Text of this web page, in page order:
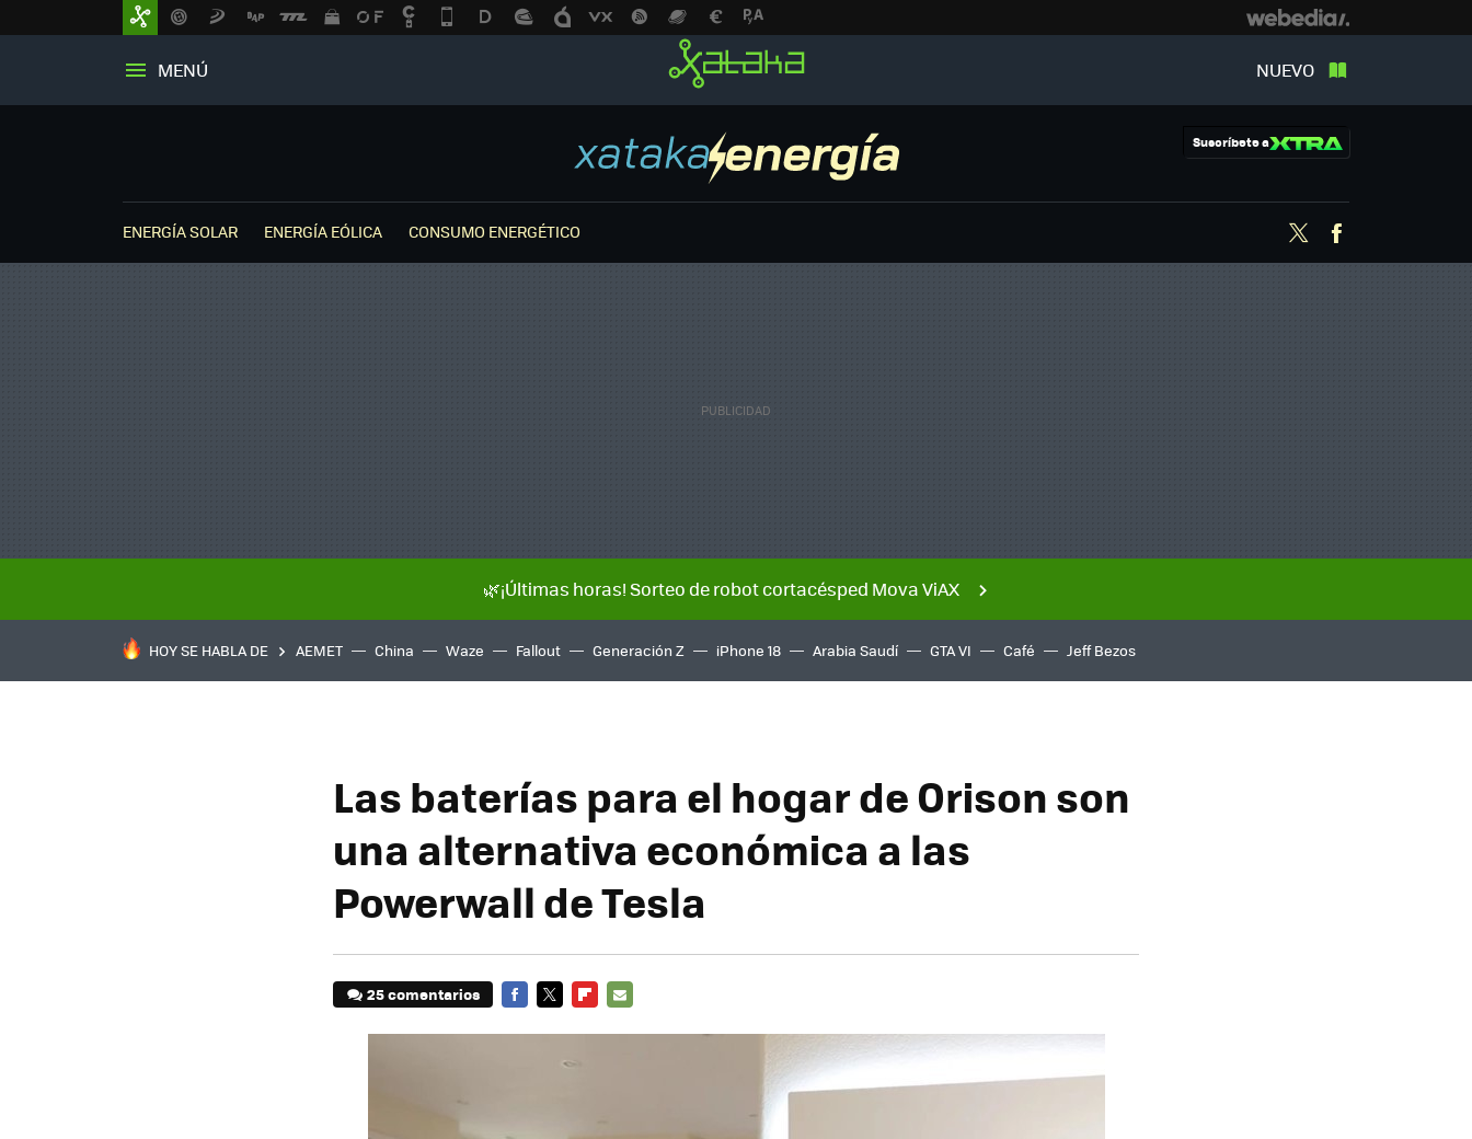
MENÚ NUEVO
Suscríbete a
ENERGÍA SOLAR ENERGÍA EÓLICA CONSUMO ENERGÉTICO Twitter
🌿¡Últimas horas! Sorteo de robot cortacésped Mova ViAX
HOY SE HABLA DE AEMET China Waze Fallout Generación Z iPhone 18 Arabia Saudí GTA VI Café Jeff Bezos
Las baterías para el hogar de Orison son
una alternativa económica a las
Powerwall de Tesla
25 comentarios